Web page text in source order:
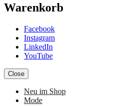
Warenkorb
Facebook
Instagram
LinkedIn
YouTube
Close
Neu im Shop
Mode